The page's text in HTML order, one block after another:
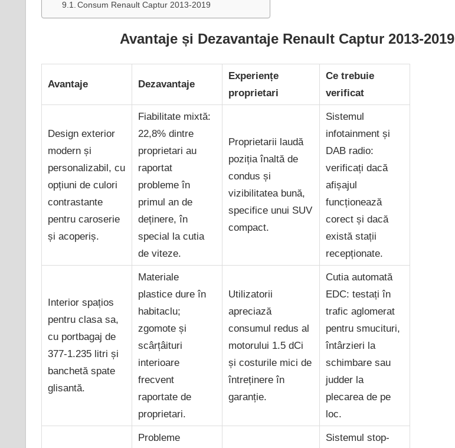
Consum Renault Captur 2013-2019
Avantaje și Dezavantaje Renault Captur 2013-2019
Avantaje Dezavantaje
Experiențe
proprietari
Ce trebuie
verificat
Design exterior
modern și
personalizabil, cu
opțiuni de culori
contrastante
pentru caroserie
și acoperiș.
Fiabilitate mixtă:
22,8% dintre
proprietari au
raportat
probleme în
primul an de
deținere, în
special la cutia
de viteze.
Proprietarii laudă
poziția înaltă de
condus și
vizibilitatea bună,
specifice unui SUV
compact.
Sistemul
infotainment și
DAB radio:
verificați dacă
afișajul
funcționează
corect și dacă
există stații
recepționate.
Interior spațios
pentru clasa sa,
cu portbagaj de
377-1.235 litri și
banchetă spate
glisantă.
Materiale
plastice dure în
habitaclu;
zgomote și
scârțâituri
interioare
frecvent
raportate de
proprietari.
Utilizatorii
apreciază
consumul redus al
motorului 1.5 dCi
și costurile mici de
întreținere în
garanție.
Cutia automată
EDC: testați în
trafic aglomerat
pentru smucituri,
întârzieri la
schimbare sau
judder la
plecarea de pe
loc.
Probleme
Sistemul stop-